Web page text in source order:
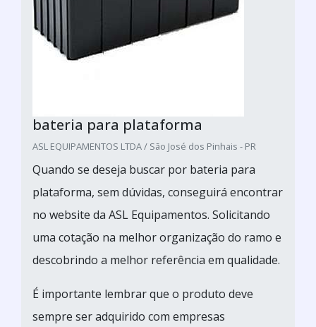
bateria para plataforma
ASL EQUIPAMENTOS LTDA / São José dos Pinhais - PR
Quando se deseja buscar por bateria para
plataforma, sem dúvidas, conseguirá encontrar
no website da ASL Equipamentos. Solicitando
uma cotação na melhor organização do ramo e
descobrindo a melhor referência em qualidade.
É importante lembrar que o produto deve
sempre ser adquirido com empresas